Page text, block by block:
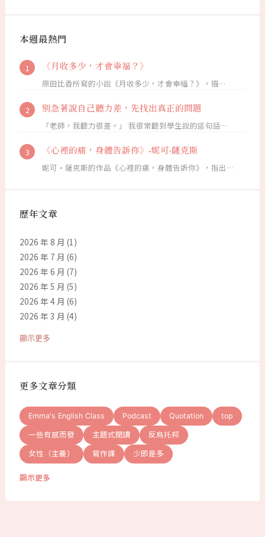
本週最熱門
《月收多少，才會幸福？》
原田比香所寫的小說《月收多少，才會幸福？》，描…
別急著說自己聽力差，先找出真正的問題
「老師，我聽力很差。」 我很常聽到學生說的這句話…
《心裡的痛，身體告訴你》-妮可·薩克斯
妮可·薩克斯的作品《心裡的痛，身體告訴你》，指出…
歷年文章
2026 年 8 月 (1)
2026 年 7 月 (6)
2026 年 6 月 (7)
2026 年 5 月 (5)
2026 年 4 月 (6)
2026 年 3 月 (4)
顯示更多
更多文章分類
Emma's English Class Podcast Quotation top
一些有感而發 主題式閱讀 反烏托邦
女性（主義） 寫作課 少即是多
顯示更多